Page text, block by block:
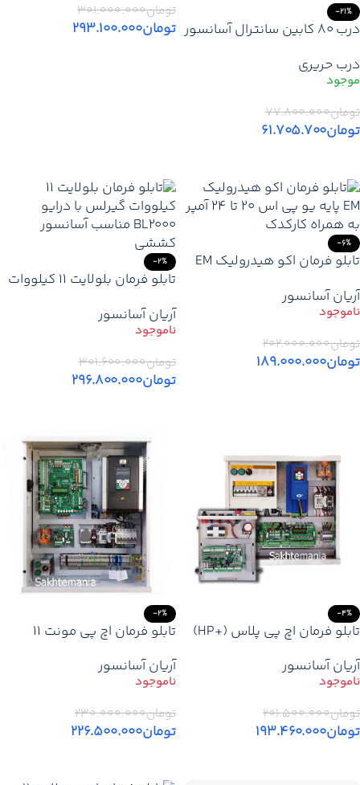
-21%
درب 80 کابین سانترال آسانسور
متر
درب حریری
تومان۷۷.۸۰۰.۰۰۰
تومان۶۱.۷۰۵.۷۰۰
تومان۳۰۱.۰۰۰.۰۰۰
تومان۲۹۳.۱۰۰.۰۰۰
-6%
تابلو فرمان اکو هیدرولیک EM
کارکدک
آریان آسانسور
تومان۲۰۲.۰۰۰.۰۰۰
تومان۱۸۹.۰۰۰.۰۰۰
-2%
تابلو فرمان بلولایت 11 کیلووات
و خرید
آریان آسانسور
تومان۳۰۱.۶۰۰.۰۰۰
تومان۲۹۶.۸۰۰.۰۰۰
-4%
تابلو فرمان اچ پی پلاس (+HP)
کارکدک
آریان آسانسور
تومان۲۰۱.۵۰۰.۰۰۰
تومان۱۹۳.۴۶۰.۰۰۰
-2%
تابلو فرمان اچ پی مونت 11
پی اس + کارکدک – قیمت و
خرید
آریان آسانسور
تومان۲۳۰.۰۰۰.۰۰۰
تومان۲۲۶.۵۰۰.۰۰۰